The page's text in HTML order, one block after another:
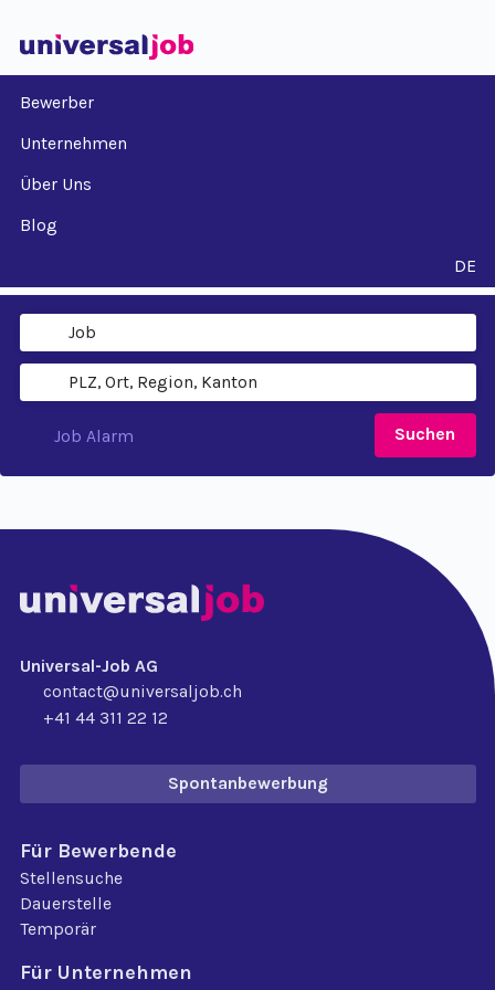
Bewerber
Unternehmen
Über Uns
Blog
DE
Suchen
Job Alarm
Universal-Job AG
contact@universaljob.ch
+41 44 311 22 12
Spontanbewerbung
Für Bewerbende
Stellensuche
Dauerstelle
Temporär
Für Unternehmen